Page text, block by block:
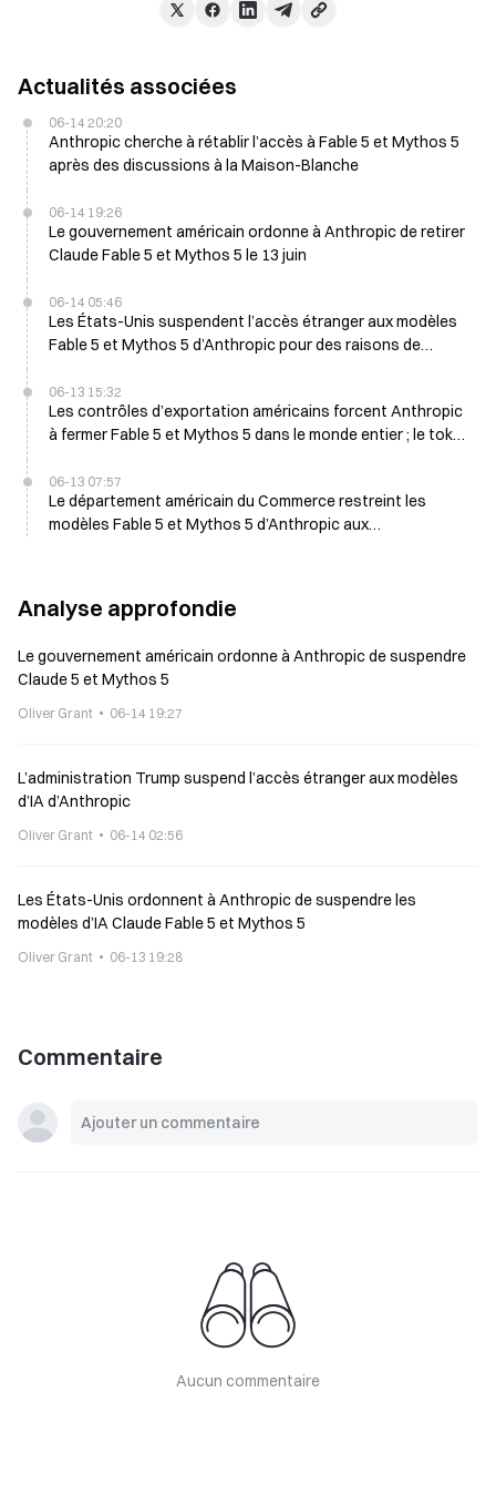
Actualités associées
06-14 20:20
Anthropic cherche à rétablir l’accès à Fable 5 et Mythos 5
après des discussions à la Maison-Blanche
06-14 19:26
Le gouvernement américain ordonne à Anthropic de retirer
Claude Fable 5 et Mythos 5 le 13 juin
06-14 05:46
Les États-Unis suspendent l’accès étranger aux modèles
Fable 5 et Mythos 5 d’Anthropic pour des raisons de
06-13 15:32
Les contrôles d’exportation américains forcent Anthropic
à fermer Fable 5 et Mythos 5 dans le monde entier ; le token
06-13 07:57
Le département américain du Commerce restreint les
modèles Fable 5 et Mythos 5 d’Anthropic aux
Analyse approfondie
Le gouvernement américain ordonne à Anthropic de suspendre
Claude 5 et Mythos 5
Oliver Grant 06-14 19:27
L’administration Trump suspend l’accès étranger aux modèles
d’IA d’Anthropic
Oliver Grant 06-14 02:56
Les États-Unis ordonnent à Anthropic de suspendre les
modèles d’IA Claude Fable 5 et Mythos 5
Oliver Grant 06-13 19:28
Commentaire
Aucun commentaire